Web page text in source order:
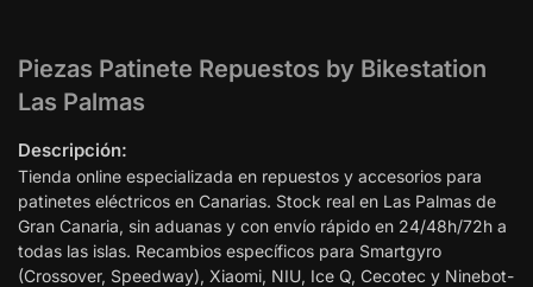
Piezas Patinete Repuestos by Bikestation
Las Palmas
Descripción:
Tienda online especializada en repuestos y accesorios para
patinetes eléctricos en Canarias. Stock real en Las Palmas de
Gran Canaria, sin aduanas y con envío rápido en 24/48h/72h a
todas las islas. Recambios específicos para Smartgyro
(Crossover, Speedway), Xiaomi, NIU, Ice Q, Cecotec y Ninebot-